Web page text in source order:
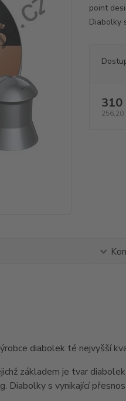
point
Diabolky
310
256,20
diabolek té nejvyšší
základem je tvar
s vynikající